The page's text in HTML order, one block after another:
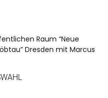
Raum “Neue
Dresden mit Marcus